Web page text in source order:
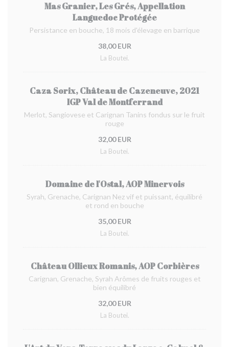
Mas Granier, Les Grés, Appellation
Languedoc Protégée
Persistance en bouche, 18 mois d'élevage en barrique
38,00 EUR
La Boutei.
Caza Sorix, Château de Cazeneuve, 2021
IGP Val de Montferrand
Merlot, Sangiovese et Carignan Tanins fondus sur le fruit
rouge
32,00 EUR
La Boutei.
Domaine de l'Ostal, AOP Minervois
Syrah, Grenache, Carignan Nez vif et puissant, équilibré
et rond en bouche
35,00 EUR
La Boutei.
Château Ollieux Romanis, AOP Corbières
Carignan, Grenache, Syrah Arômes de fruits rouges et
bien équilibré
32,00 EUR
La Boutei.